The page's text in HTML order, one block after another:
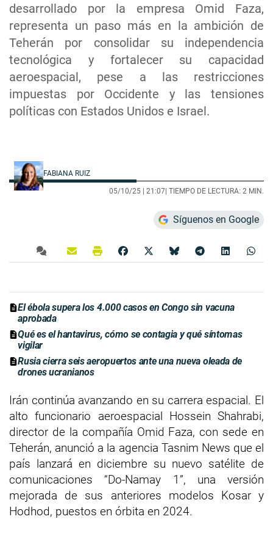
desarrollado por la empresa Omid Faza,
representa un paso más en la ambición de
Teherán por consolidar su independencia
tecnológica y fortalecer su capacidad
aeroespacial, pese a las restricciones
impuestas por Occidente y las tensiones
políticas con Estados Unidos e Israel.
FABIANA RUIZ
05/10/25 | 21:07 | TIEMPO DE LECTURA: 2 MIN.
Síguenos en Google
El ébola supera los 4.000 casos en Congo sin vacuna
aprobada
Qué es el hantavirus, cómo se contagia y qué síntomas
vigilar
Rusia cierra seis aeropuertos ante una nueva oleada de
drones ucranianos
Irán continúa avanzando en su carrera espacial. El
alto funcionario aeroespacial Hossein Shahrabi,
director de la compañía Omid Faza, con sede en
Teherán, anunció a la agencia Tasnim News que el
país lanzará en diciembre su nuevo satélite de
comunicaciones “Do-Namay 1”, una versión
mejorada de sus anteriores modelos Kosar y
Hodhod, puestos en órbita en 2024.